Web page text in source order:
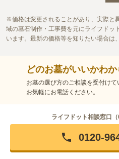
価格は変更されることがあり、実際と
域の墓石制作・工事費を元にライフドッ
います。最新の価格等を知りたい場合は
どのお墓がいいかわ
お墓の選び方のご相談を受付けて
お気軽にお電話ください。
ライフドット相談窓口（
0120-